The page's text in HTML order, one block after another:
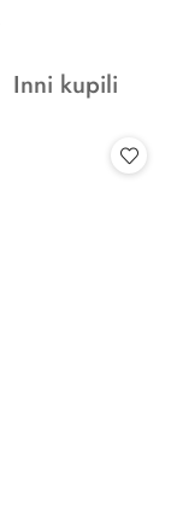
Produkty
Inni kupili